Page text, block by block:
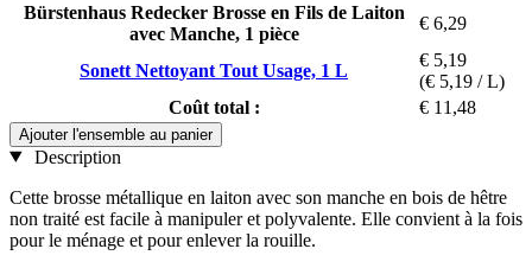
Bürstenhaus Redecker Brosse en Fils de Laiton
avec Manche, 1 pièce
€ 6,29
Sonett Nettoyant Tout Usage, 1 L
€ 5,19
(€ 5,19 / L)
Coût total :
€ 11,48
Ajouter l'ensemble au panier
Description
Cette brosse métallique en laiton avec son manche en bois de hêtre
non traité est facile à manipuler et polyvalente. Elle convient à la fois
pour le ménage et pour enlever la rouille.